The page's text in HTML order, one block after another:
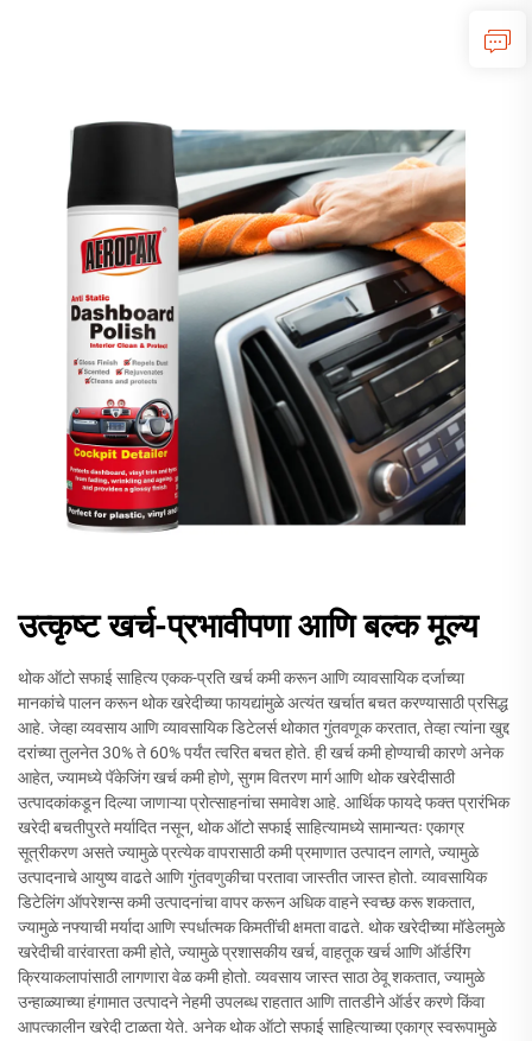
उत्कृष्ट खर्च-प्रभावीपणा आणि बल्क मूल्य
थोक ऑटो सफाई साहित्य एकक-प्रति खर्च कमी करून आणि व्यावसायिक दर्जाच्या
मानकांचे पालन करून थोक खरेदीच्या फायद्यांमुळे अत्यंत खर्चात बचत करण्यासाठी प्रसिद्ध
आहे. जेव्हा व्यवसाय आणि व्यावसायिक डिटेलर्स थोकात गुंतवणूक करतात, तेव्हा त्यांना खुद्द
दरांच्या तुलनेत 30% ते 60% पर्यंत त्वरित बचत होते. ही खर्च कमी होण्याची कारणे अनेक
आहेत, ज्यामध्ये पॅकेजिंग खर्च कमी होणे, सुगम वितरण मार्ग आणि थोक खरेदीसाठी
उत्पादकांकडून दिल्या जाणाऱ्या प्रोत्साहनांचा समावेश आहे. आर्थिक फायदे फक्त प्रारंभिक
खरेदी बचतीपुरते मर्यादित नसून, थोक ऑटो सफाई साहित्यामध्ये सामान्यतः एकाग्र
सूत्रीकरण असते ज्यामुळे प्रत्येक वापरासाठी कमी प्रमाणात उत्पादन लागते, ज्यामुळे
उत्पादनाचे आयुष्य वाढते आणि गुंतवणुकीचा परतावा जास्तीत जास्त होतो. व्यावसायिक
डिटेलिंग ऑपरेशन्स कमी उत्पादनांचा वापर करून अधिक वाहने स्वच्छ करू शकतात,
ज्यामुळे नफ्याची मर्यादा आणि स्पर्धात्मक किमतींची क्षमता वाढते. थोक खरेदीच्या मॉडेलमुळे
खरेदीची वारंवारता कमी होते, ज्यामुळे प्रशासकीय खर्च, वाहतूक खर्च आणि ऑर्डरिंग
क्रियाकलापांसाठी लागणारा वेळ कमी होतो. व्यवसाय जास्त साठा ठेवू शकतात, ज्यामुळे
उन्हाळ्याच्या हंगामात उत्पादने नेहमी उपलब्ध राहतात आणि तातडीने ऑर्डर करणे किंवा
आपत्कालीन खरेदी टाळता येते. अनेक थोक ऑटो सफाई साहित्याच्या एकाग्र स्वरूपामुळे